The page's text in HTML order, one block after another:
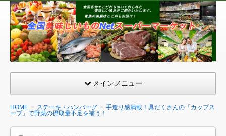
全
国
美
味
も
の
ネ
ッ
メインメニュー
HOME ステーキ・ハンバーグ
手造り感満載！具だくさんの「カップス
ープ」で野菜の摂取量不足を補う！